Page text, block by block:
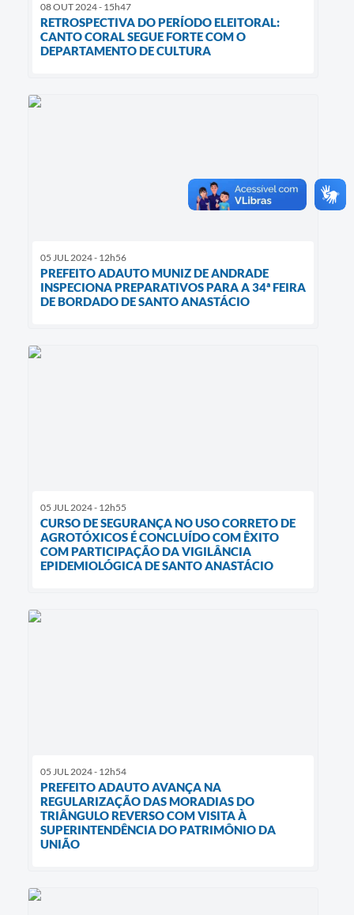
08 OUT 2024 - 15h47
RETROSPECTIVA DO PERÍODO ELEITORAL:
CANTO CORAL SEGUE FORTE COM O
DEPARTAMENTO DE CULTURA
05 JUL 2024 - 12h56
PREFEITO ADAUTO MUNIZ DE ANDRADE
INSPECIONA PREPARATIVOS PARA A 34ª FEIRA
DE BORDADO DE SANTO ANASTÁCIO
05 JUL 2024 - 12h55
CURSO DE SEGURANÇA NO USO CORRETO DE
AGROTÓXICOS É CONCLUÍDO COM ÊXITO
COM PARTICIPAÇÃO DA VIGILÂNCIA
EPIDEMIOLÓGICA DE SANTO ANASTÁCIO
05 JUL 2024 - 12h54
PREFEITO ADAUTO AVANÇA NA
REGULARIZAÇÃO DAS MORADIAS DO
TRIÂNGULO REVERSO COM VISITA À
SUPERINTENDÊNCIA DO PATRIMÔNIO DA
UNIÃO